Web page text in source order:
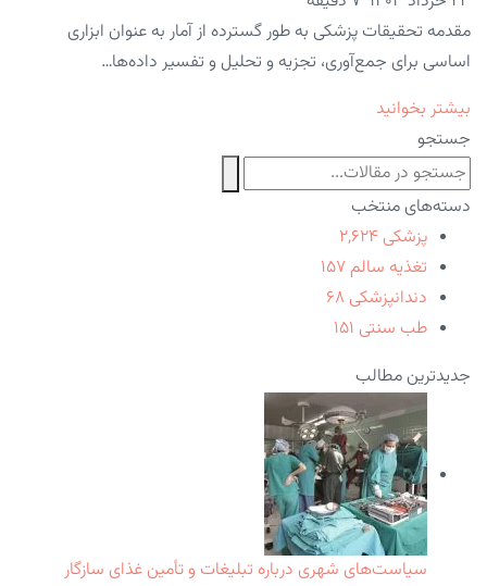
مقدمه تحقیقات پزشکی به طور گسترده از آمار به عنوان ابزاری
اساسی برای جمع‌آوری، تجزیه و تحلیل و تفسیر داده‌ها…
بیشتر بخوانید
جستجو
دسته‌های منتخب
پزشکی ۲,۶۲۴
تغذیه سالم ۱۵۷
دندانپزشکی ۶۸
طب سنتی ۱۵۱
جدیدترین مطالب
سیاست‌های شهری درباره تبلیغات و تأمین غذای سازگار